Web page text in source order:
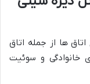
ها از جمله اتاق
خانوادگی و سوئیت